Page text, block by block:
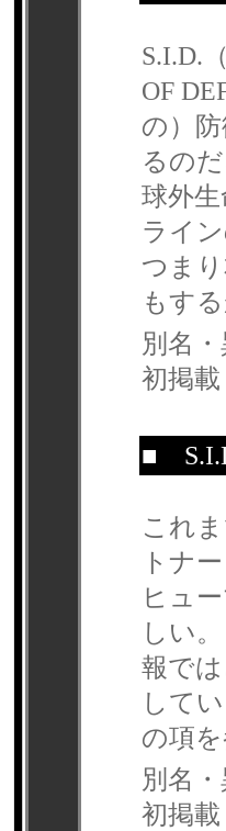
S.I.D.
OF
の）
るの
球外
ライ
つま
もす
別名
初掲
■
これ
トナ
ヒュ
しい
報で
して
の項を
別名
初掲